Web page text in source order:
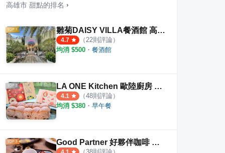
10則評論 5.0 1則評論
高雄市 甜點的排名 ›
雛菊DAISY VILLA餐酒館 高雄青海店
4.7 （ 22則評論）
均消 $500 ・ 餐酒館
LA ONE Kitchen 歐陸廚房 博愛店
4.1 （48則評論）
均消 $380 ・ 早午餐
Good Partner 好夥伴咖啡 巨蛋店
（38則評論）